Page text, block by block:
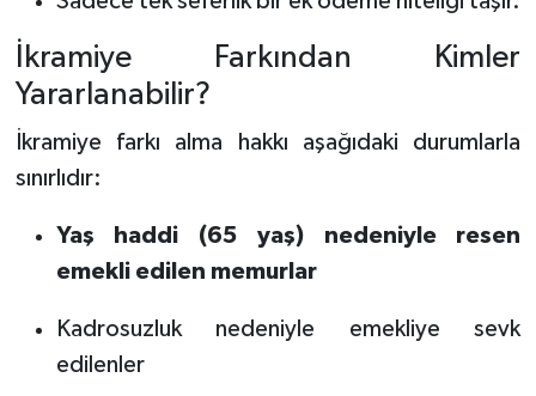
İkramiye Farkından Kimler
Yararlanabilir?
İkramiye farkı alma hakkı aşağıdaki durumlarla
sınırlıdır:
Yaş haddi (65 yaş) nedeniyle resen
emekli edilen memurlar
Kadrosuzluk nedeniyle emekliye sevk
edilenler